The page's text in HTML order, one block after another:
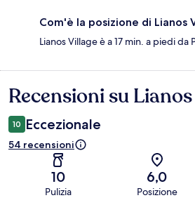
Com'è la posizione di Lianos
Lianos Village è a 17 min. a piedi
Recensioni
Recensioni su
10 Eccezionale
54 recensioni
10
Pulizia
6,0
Posizione